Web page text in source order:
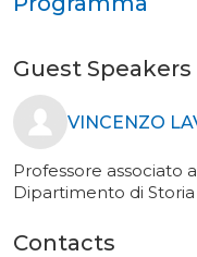
Guest Speakers
VINCENZO
Professore associato
Dipartimento di
Contacts